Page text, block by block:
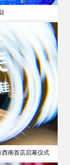
南首店启幕仪式